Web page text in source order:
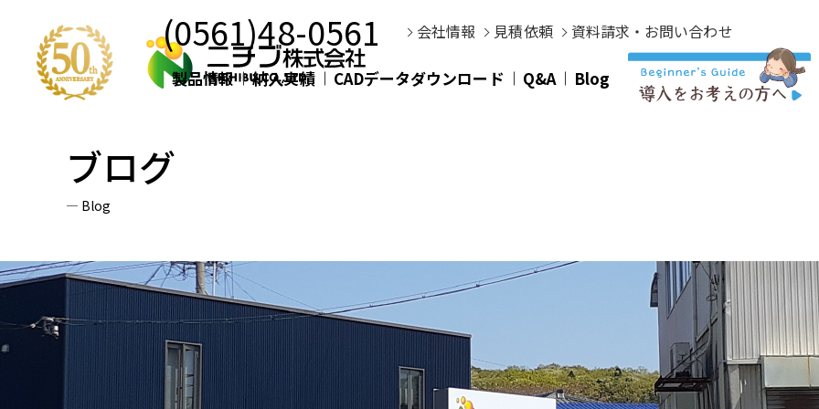
(0561)48-0561 会社情報 見積依頼 資料請求・お問い合わせ
製品情報 納入実績 CADデータダウンロード Q&A Blog
ブログ
Blog